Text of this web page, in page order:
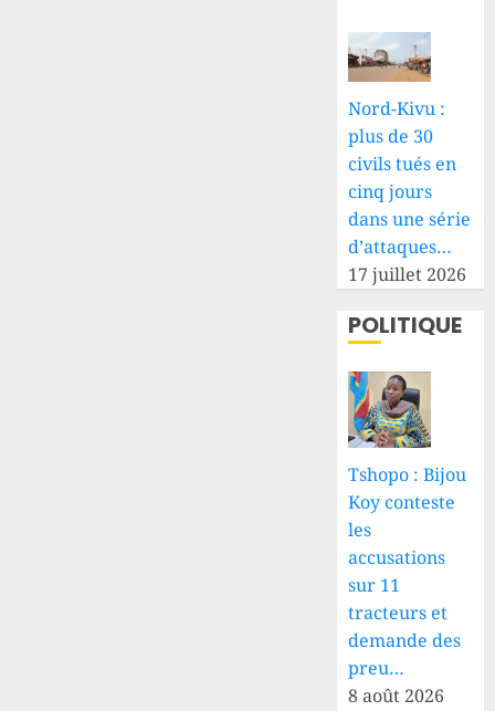
Nord-Kivu :
plus de 30
civils tués en
cinq jours
dans une série
d’attaques…
17 juillet 2026
POLITIQUE
Tshopo : Bijou
Koy conteste
les
accusations
sur 11
tracteurs et
demande des
preu…
8 août 2026